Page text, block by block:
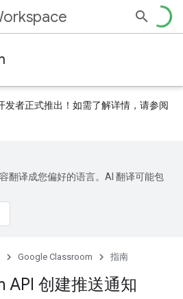
发者正式推出！如需了解详情，请参阅
翻译成您偏好的语言。AI 翻译可能包
Google Classroom 指南
API 创建推送通知